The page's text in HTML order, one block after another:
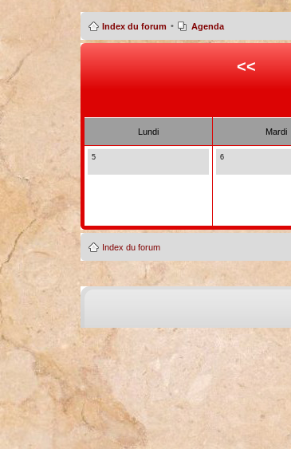
Index du forum • Agenda
<<
Lundi Mardi
5 6
Index du forum